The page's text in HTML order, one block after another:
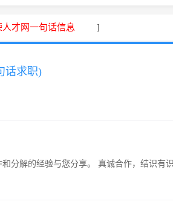
才网一句话信息 ]
话求职)
分解的经验与您分享。 真诚合作，结识有